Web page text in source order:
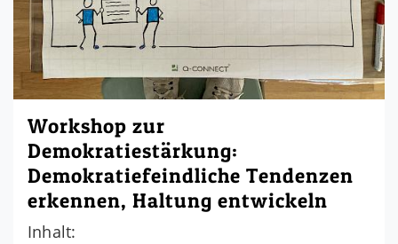
Workshop zur
Demokratiestärkung:
Demokratiefeindliche Tendenzen
erkennen, Haltung entwickeln
Inhalt: